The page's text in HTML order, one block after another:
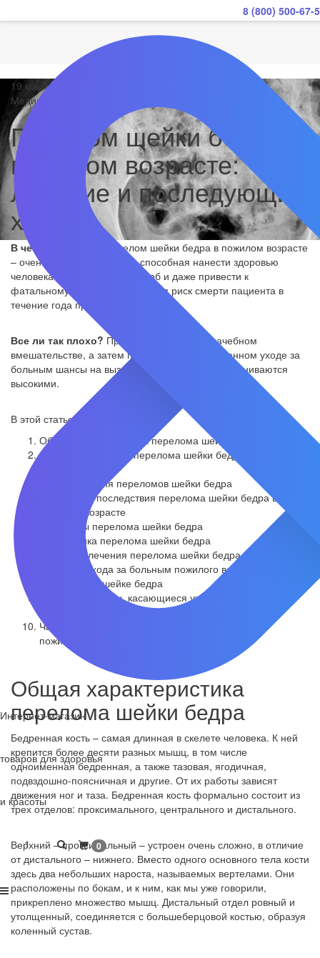
8 (800) 500-67-
Интернет-магазин
товаров для здоровья
и красоты
1 0
19 марта 2024
Медицинская ортопедия
Перелом шейки бедра в
пожилом возрасте:
лечение и последующий
ход
В чем опасность?
Перелом шейки бедра в пожилом возрасте
– очень серьезная травма, способная нанести здоровью
человека непоправимый ущерб и даже привести к
фатальному исходу. Без лечения риск смерти пациента в
течение года превышает 70 %.
Все ли так плохо? При своевременном врачебном
вмешательстве, а затем правильно организованном уходе за
больным шансы на выздоровление человека оцениваются
высокими.
В этой статье:
Общая характеристика перелома шейки бедра
Основные причины перелома шейки бедра в пожилом
Классификация переломов шейки бедра
Возможные последствия перелома шейки бедра в
пожилом возрасте
Симптомы перелома шейки бедра
Диагностика перелома шейки бедра
Методики лечения перелома шейки бедра
Средства ухода за больным пожилого возраста после
операции на шейке бедра
Важные моменты, касающиеся ухода за лежачими
Часто задаваемые вопросы о переломе бедра в
пожилом возрасте
Общая характеристика
перелома шейки бедра
Бедренная кость – самая длинная в скелете человека. К ней
крепится более десяти разных мышц, в том числе
одноименная бедренная, а также тазовая, ягодичная,
подвздошно-поясничная и другие. От их работы зависят
движения ног и таза. Бедренная кость формально состоит из
трех отделов: проксимального, центрального и дистального.
Верхний – проксимальный – устроен очень сложно, в отличие
от дистального – нижнего. Вместо одного основного тела кости
здесь два небольших нароста, называемых вертелами. Они
расположены по бокам, и к ним, как мы уже говорили,
прикреплено множество мышц. Дистальный отдел ровный и
утолщенный, соединяется с большеберцовой костью, образуя
коленный сустав.